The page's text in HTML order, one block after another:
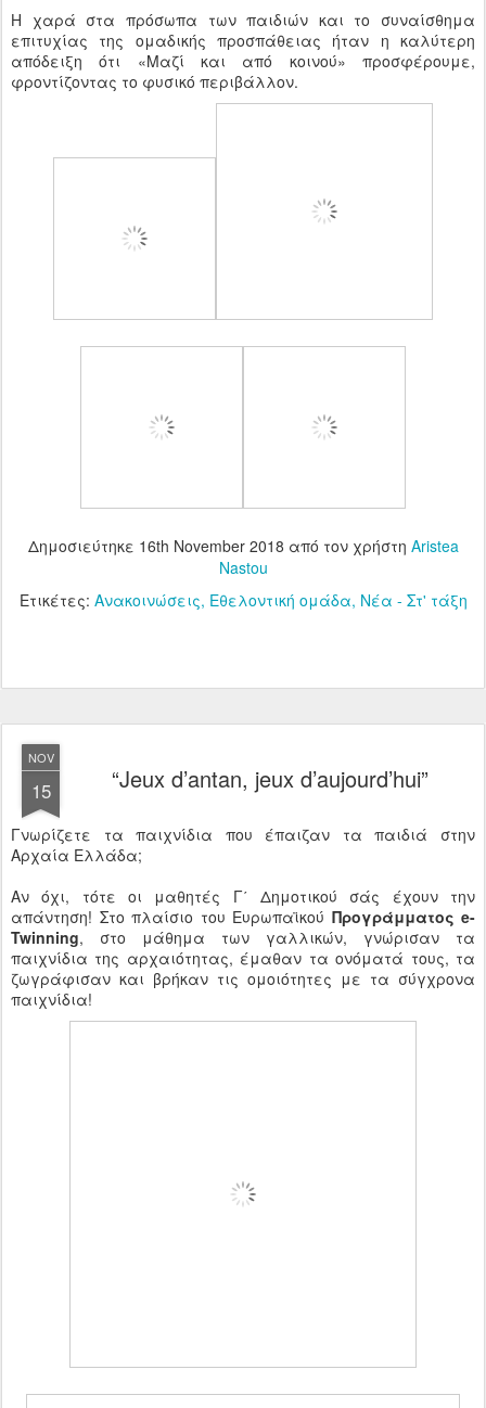
Η χαρά στα πρόσωπα των παιδιών και το συναίσθημα
επιτυχίας της ομαδικής προσπάθειας ήταν η καλύτερη
απόδειξη ότι «Μαζί και από κοινού» προσφέρουμε,
φροντίζοντας το φυσικό περιβάλλον.
Δημοσιεύτηκε 16th November 2018 από τον χρήστη Aristea
Nastou
Ετικέτες: Ανακοινώσεις Εθελοντική ομάδα Νέα - Στ' τάξη
NOV
15 “Jeux d’antan, jeux d’aujourd’hui”
Γνωρίζετε τα παιχνίδια που έπαιζαν τα παιδιά στην
Αρχαία Ελλάδα;
Αν όχι, τότε οι μαθητές Γ΄ Δημοτικού σάς έχουν την
απάντηση! Στο πλαίσιο του Ευρωπαϊκού Προγράμματος e-
Twinning, στο μάθημα των γαλλικών, γνώρισαν τα
παιχνίδια της αρχαιότητας, έμαθαν τα ονόματά τους, τα
ζωγράφισαν και βρήκαν τις ομοιότητες με τα σύγχρονα
παιχνίδια!